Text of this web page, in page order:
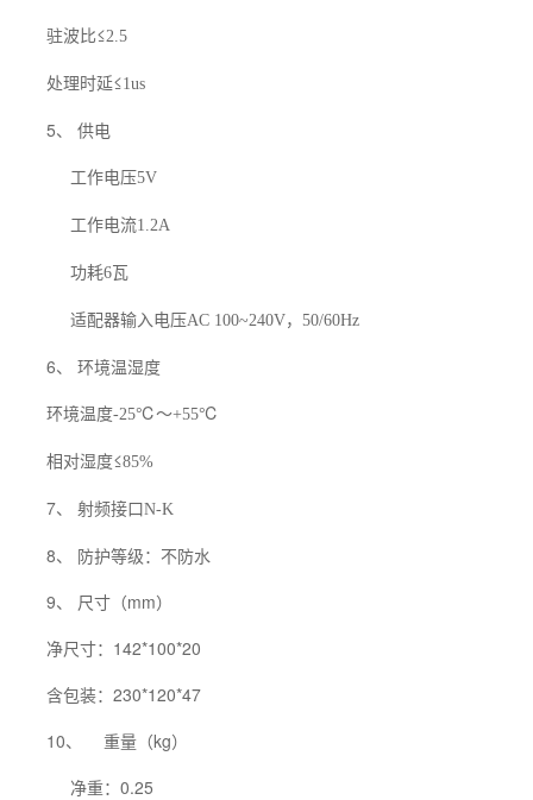
驻波比≤2.5
处理时延≤1us
5、 供电
工作电压5V
工作电流1.2A
功耗6瓦
适配器输入电压AC 100~240V， 50/60Hz
6、 环境温湿度
环境温度-25℃～+55℃
相对湿度≤85%
7、 射频接口N-K
8、 防护等级：不防水
9、 尺寸（mm）
净尺寸：142*100*20
含包装：230*120*47
10、
重量（kg）
净重：0.25